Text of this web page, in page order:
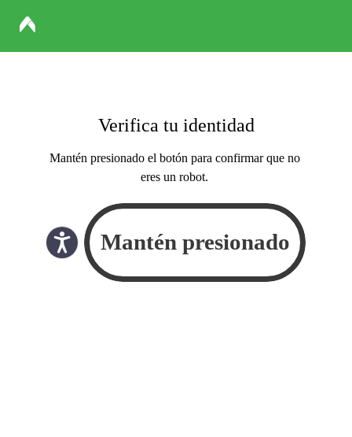
Verifica tu identidad
Mantén presionado el botón para confirmar que no
eres un robot.